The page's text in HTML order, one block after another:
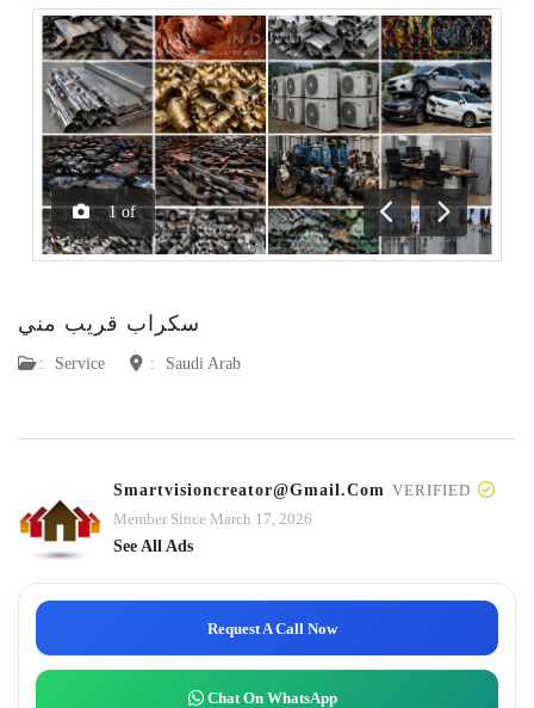
1 of
Previous
Next
سكراب قريب مني
: Service : Saudi Arab
Smartvisioncreator@gmail.com VERIFIED
Member Since March 17, 2026
See All Ads
Request A Call Now
Chat On WhatsApp